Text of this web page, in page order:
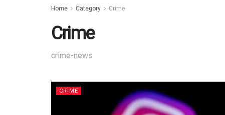
Home Category Crime
Crime
crime-news
CRIME